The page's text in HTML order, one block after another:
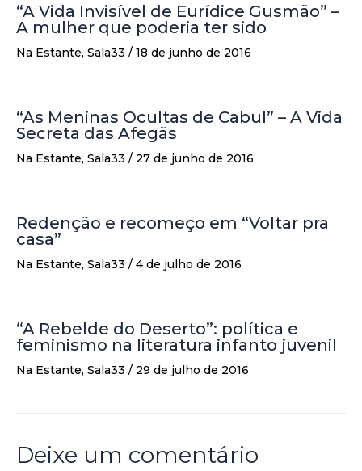
“A Vida Invisível de Eurídice Gusmão” –
A mulher que poderia ter sido
Na Estante, Sala33 / 18 de junho de 2016
“As Meninas Ocultas de Cabul” – A Vida
Secreta das Afegãs
Na Estante, Sala33 / 27 de junho de 2016
Redenção e recomeço em “Voltar pra
casa”
Na Estante, Sala33 / 4 de julho de 2016
“A Rebelde do Deserto”: política e
feminismo na literatura infanto juvenil
Na Estante, Sala33 / 29 de julho de 2016
Deixe um comentário